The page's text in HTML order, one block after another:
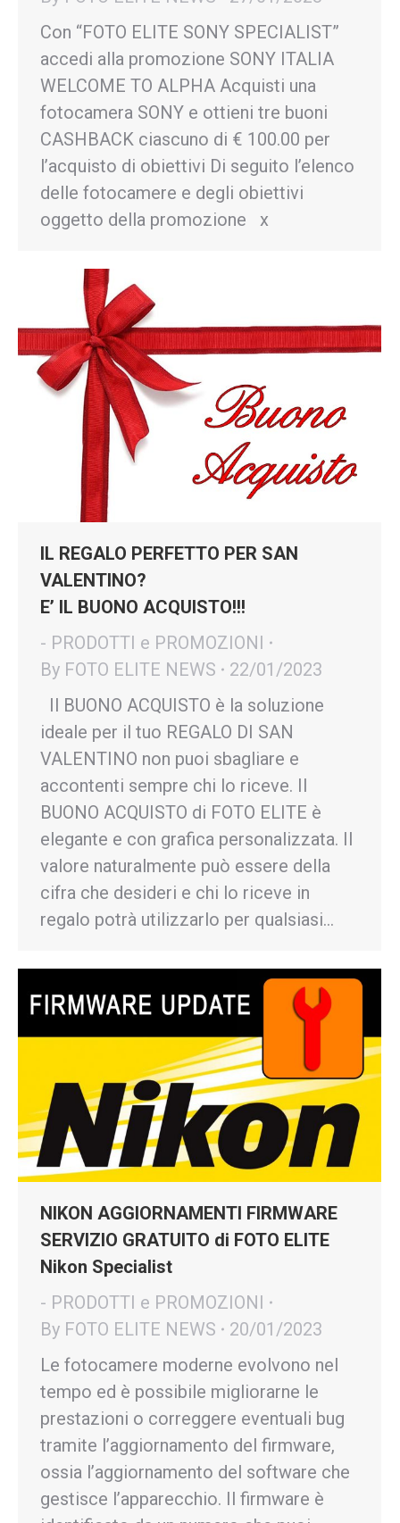
Con “FOTO ELITE SONY SPECIALIST”
accedi alla promozione SONY ITALIA
WELCOME TO ALPHA Acquisti una
fotocamera SONY e ottieni tre buoni
CASHBACK ciascuno di € 100.00 per
l’acquisto di obiettivi Di seguito l’elenco
delle fotocamere e degli obiettivi
oggetto della promozione x
IL REGALO PERFETTO PER SAN
VALENTINO?
E’ IL BUONO ACQUISTO!!!
- PRODOTTI e PROMOZIONI
By FOTO ELITE NEWS
22/01/2023
Il BUONO ACQUISTO è la soluzione
ideale per il tuo REGALO DI SAN
VALENTINO non puoi sbagliare e
accontenti sempre chi lo riceve. Il
BUONO ACQUISTO di FOTO ELITE è
elegante e con grafica personalizzata. Il
valore naturalmente può essere della
cifra che desideri e chi lo riceve in
regalo potrà utilizzarlo per qualsiasi…
NIKON AGGIORNAMENTI FIRMWARE
SERVIZIO GRATUITO di FOTO ELITE
Nikon Specialist
- PRODOTTI e PROMOZIONI
By FOTO ELITE NEWS
20/01/2023
Le fotocamere moderne evolvono nel
tempo ed è possibile migliorarne le
prestazioni o correggere eventuali bug
tramite l’aggiornamento del firmware,
ossia l’aggiornamento del software che
gestisce l’apparecchio. Il firmware è